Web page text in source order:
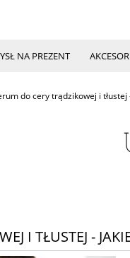
NA PREZENT
do cery trądzikowej i tłustej
I TŁUSTEJ -